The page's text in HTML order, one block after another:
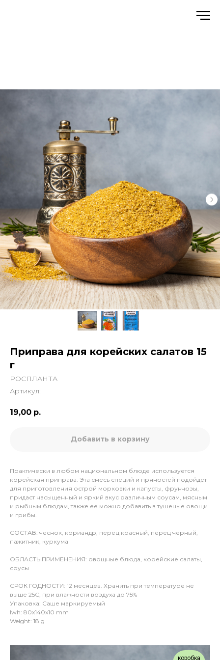
Приправа для корейских салатов 15
г
РОСПЛАНТА
Артикул:
19,00 р.
Добавить в корзину
Практически в любом национальном блюде используется
корейская приправа. Эта смесь специй и пряностей подойдет
для приготовления острой морковки и капусты, фрунчозы,
придаст насыщенный и яркий вкус различным соусам, мясным
и рыбным блюдам, также ее можно добавить в тушеные овощи
и грибы.
СОСТАВ: чеснок, кориандр, перец красный, перец черный,
пажитник, куркума
ОБЛАСТЬ ПРИМЕНЕНИЯ: овощные блюда, корейские салаты,
соусы
СРОК ГОДНОСТИ: 12 месяцев. Хранить при температуре не
выше 25С, при влажности воздуха до 75%
Упаковка: Саше маркируемый
lwh: 80x140x10 mm
Weight: 18 g
коробка